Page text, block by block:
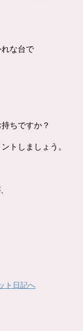
な台で
ちですか？
トしましょう。